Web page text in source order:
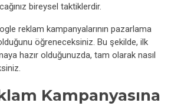
bireysel taktiklerdir.
reklam kampanyalarının pazarlama
öğreneceksiniz. Bu şekilde, ilk
hazır olduğunuzda, tam olarak nasıl
Kampanyasına